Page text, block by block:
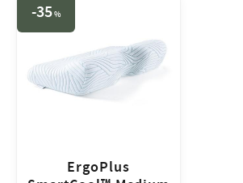
ErgoPlus
35%